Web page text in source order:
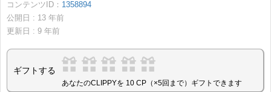
コンテンツID： 1358894
公開日 : 13 年前
更新日 : 9 年前
ギフトする
あなたのCLIPPYを 10 CP（×5回まで）ギフトできます